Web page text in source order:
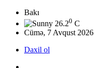
Bakı
26.20 C
Cümə, 7 Avqust 2026
Daxil ol